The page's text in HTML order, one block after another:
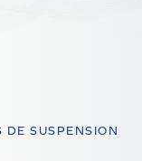
DE SUSPENSION